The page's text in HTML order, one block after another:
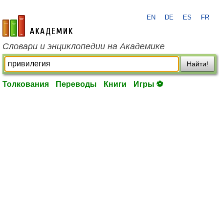
academic.ru
EN DE ES FR
Словари и энциклопедии на Академике
Найти!
Толкования Переводы Книги Игры ⚽